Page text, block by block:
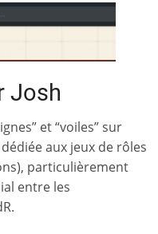
Josh
et “voiles” sur
aux jeux de rôles
particulièrement
entre les